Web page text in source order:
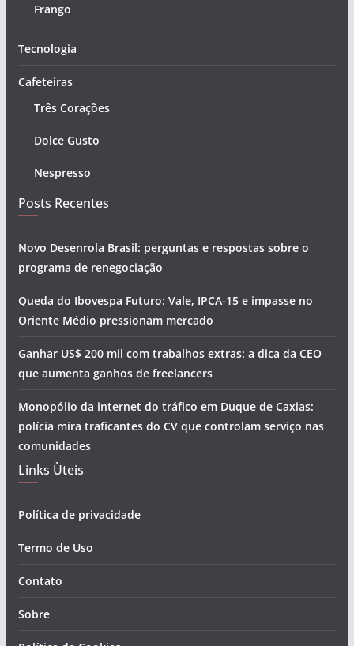
Frango
Tecnologia
Cafeteiras
Três Corações
Dolce Gusto
Nespresso
Posts Recentes
Novo Desenrola Brasil: perguntas e respostas sobre o
programa de renegociação
Queda do Ibovespa Futuro: Vale, IPCA-15 e impasse no
Oriente Médio pressionam mercado
Ganhar US$ 200 mil com trabalhos extras: a dica da CEO
que aumenta ganhos de freelancers
Monopólio da internet do tráfico em Duque de Caxias:
polícia mira traficantes do CV que controlam serviço nas
comunidades
Links Ùteis
Política de privacidade
Termo de Uso
Contato
Sobre